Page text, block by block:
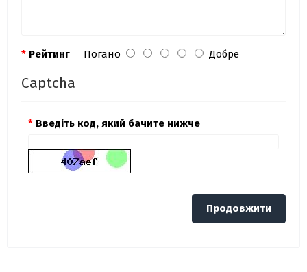
Рейтинг Погано Добре
Captcha
Введіть код, який бачите нижче
Продовжити